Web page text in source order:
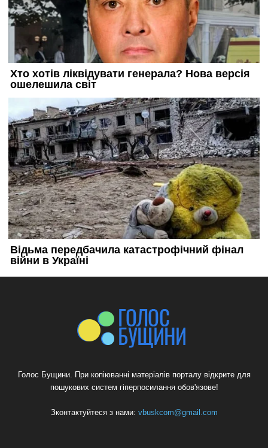
Голос Бущини. При копіюванні матеріалів порталу відкрите для
пошукових систем гіперпосилання обов'язове!
Зконтактуйтеся з нами: vbuskcom@gmail.com